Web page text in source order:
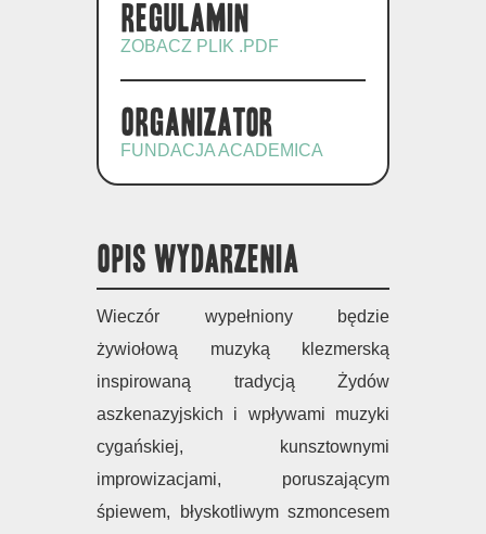
Regulamin
ZOBACZ PLIK .PDF
Organizator
FUNDACJA ACADEMICA
OPIS WYDARZENIA
Wieczór wypełniony będzie
żywiołową muzyką klezmerską
inspirowaną tradycją Żydów
aszkenazyjskich i wpływami muzyki
cygańskiej, kunsztownymi
improwizacjami, poruszającym
śpiewem, błyskotliwym szmoncesem